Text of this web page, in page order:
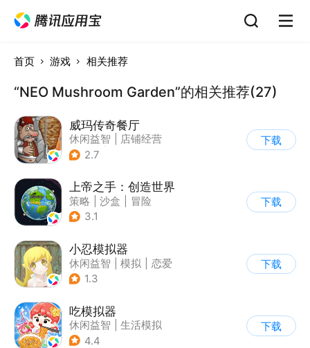
首页 游戏 相关推荐
“NEO Mushroom Garden”的相关推荐(27)
威玛传奇餐厅
休闲益智
店铺经营
| 美食
2.7
下载
上帝之手：创造世界
策略 沙盒
冒险
| 卡通
3.1
下载
小忍模拟器
休闲益智 模拟
恋爱
| 女性向
1.3
下载
吃模拟器
休闲益智
生活模拟
| 美食
4.4
下载